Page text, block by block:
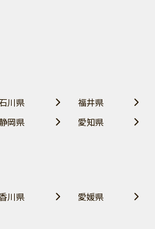
川県
福井県
岡県
愛知県
川県
愛媛県